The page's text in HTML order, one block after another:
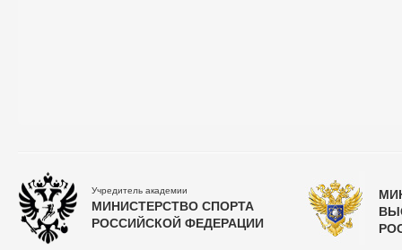
Учредитель академии
МИНИСТЕРСТВО СПОРТА
РОССИЙСКОЙ ФЕДЕРАЦИИ